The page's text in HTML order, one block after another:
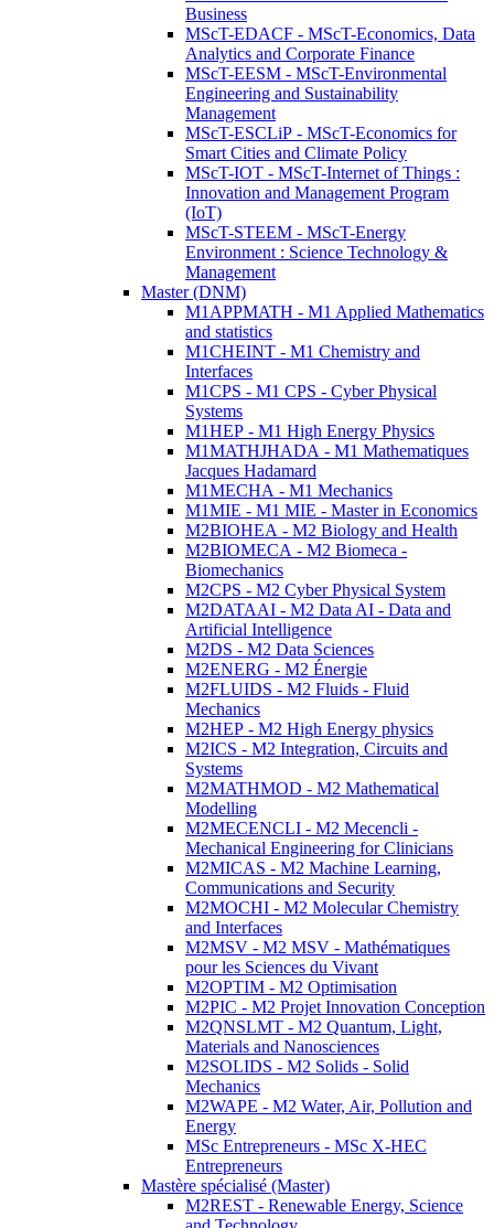
Business
MScT-EDACF - MScT-Economics, Data
Analytics and Corporate Finance
MScT-EESM - MScT-Environmental
Engineering and Sustainability
Management
MScT-ESCLiP - MScT-Economics for
Smart Cities and Climate Policy
MScT-IOT - MScT-Internet of Things :
Innovation and Management Program
(IoT)
MScT-STEEM - MScT-Energy
Environment : Science Technology &
Management
Master (DNM)
M1APPMATH - M1 Applied Mathematics
and statistics
M1CHEINT - M1 Chemistry and
Interfaces
M1CPS - M1 CPS - Cyber Physical
Systems
M1HEP - M1 High Energy Physics
M1MATHJHADA - M1 Mathematiques
Jacques Hadamard
M1MECHA - M1 Mechanics
M1MIE - M1 MIE - Master in Economics
M2BIOHEA - M2 Biology and Health
M2BIOMECA - M2 Biomeca -
Biomechanics
M2CPS - M2 Cyber Physical System
M2DATAAI - M2 Data AI - Data and
Artificial Intelligence
M2DS - M2 Data Sciences
M2ENERG - M2 Énergie
M2FLUIDS - M2 Fluids - Fluid
Mechanics
M2HEP - M2 High Energy physics
M2ICS - M2 Integration, Circuits and
Systems
M2MATHMOD - M2 Mathematical
Modelling
M2MECENCLI - M2 Mecencli -
Mechanical Engineering for Clinicians
M2MICAS - M2 Machine Learning,
Communications and Security
M2MOCHI - M2 Molecular Chemistry
and Interfaces
M2MSV - M2 MSV - Mathématiques
pour les Sciences du Vivant
M2OPTIM - M2 Optimisation
M2PIC - M2 Projet Innovation Conception
M2QNSLMT - M2 Quantum, Light,
Materials and Nanosciences
M2SOLIDS - M2 Solids - Solid
Mechanics
M2WAPE - M2 Water, Air, Pollution and
Energy
MSc Entrepreneurs - MSc X-HEC
Entrepreneurs
Mastère spécialisé (Master)
M2REST - Renewable Energy, Science